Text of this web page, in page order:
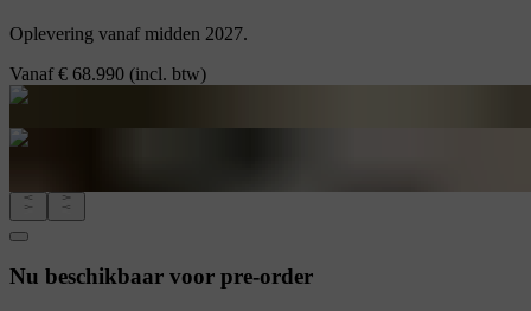
Oplevering vanaf midden 2027.
Vanaf€ 68.990 (incl. btw)
Nu beschikbaar voor pre-order